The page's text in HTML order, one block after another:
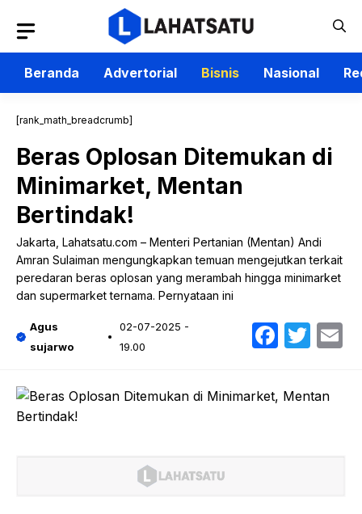
isi
Beranda
Advertorial Bisnis Nasional
[rank_math_breadcrumb]
Beras Oplosan Ditemukan di
Minimarket, Mentan
Bertindak!
Jakarta, Lahatsatu.com – Menteri Pertanian (Mentan) Andi
Amran Sulaiman mengungkapkan temuan mengejutkan terkait
peredaran beras oplosan yang merambah hingga minimarket
dan supermarket ternama. Pernyataan ini
Agus
sujarwo
02-07-2025 -
19.00